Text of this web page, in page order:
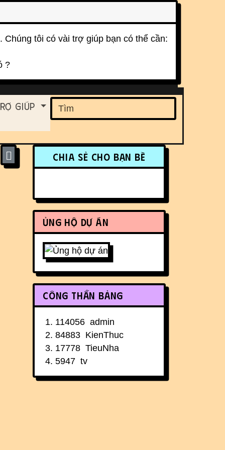
Chúng tôi có vài trợ giúp bạn có thể cần:
?
Giúp
More content and
Chia sẻ cho bạn bè
Ủng hộ dự án
Công thần bảng
114056 admin
84883 KienThuc
17778 TieuNha
5947 tv